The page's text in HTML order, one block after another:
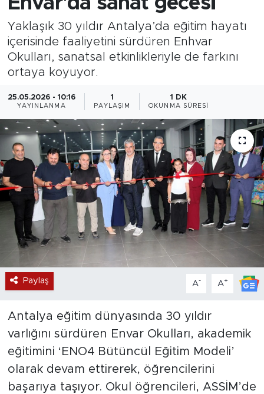
Yaklaşık 30 yıldır Antalya’da eğitim hayatı
içerisinde faaliyetini sürdüren Enhvar
Okulları, sanatsal etkinlikleriyle de farkını
ortaya koyuyor.
25.05.2026 - 10:16
YAYINLANMA
1
PAYLAŞIM
1 DK
OKUNMA SÜRESI
Paylaş A- A+
Antalya eğitim dünyasında 30 yıldır
varlığını sürdüren Envar Okulları, akademik
eğitimini ‘ENO4 Bütüncül Eğitim Modeli’
olarak devam ettirerek, öğrencilerini
başarıya taşıyor. Okul öğrencileri, ASSİM’de
İlçeler
Kültür- Sanat
Özel Haber
Politika
Resmi İlanlar
Sağlık
Spor
Turizm
Son Dakika Haberleri
Haber Arşivi